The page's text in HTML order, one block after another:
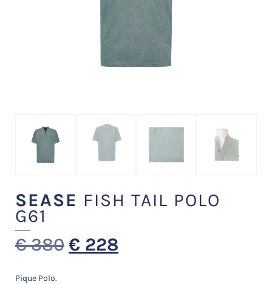
SEASE FISH TAIL POLO
G61
€380€ 228
Pique Polo.